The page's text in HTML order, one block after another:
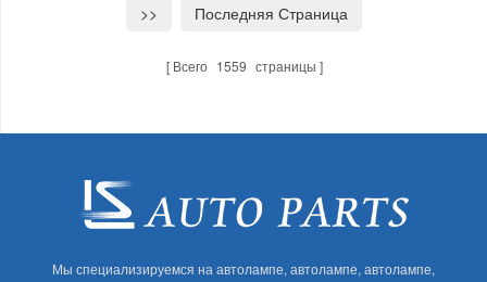
>>
Последняя Страница
Всего 1559 страницы
Мы специализируемся на автолампе, автолампе, автолампе,